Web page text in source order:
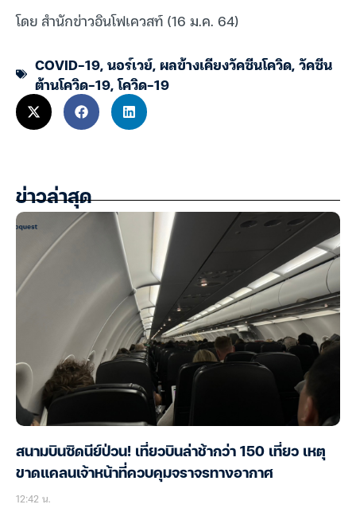
โดย สำนักข่าวอินโฟเควสท์ (16 ม.ค. 64)
COVID-19,นอร์เวย์,ผลข้างเคียงวัคซีนโควิด,วัคซีน
ต้านโควิด-19,โควิด-19
ข่าวล่าสุด
สนามบินซิดนีย์ป่วน! เที่ยวบินล่าช้ากว่า 150 เที่ยว เหตุ
ขาดแคลนเจ้าหน้าที่ควบคุมจราจรทางอากาศ
12:42 น.